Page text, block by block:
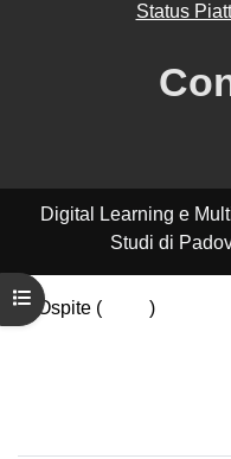
Apri indice del corso
Status
Digital Learning e
Studi di
Ospite (
)